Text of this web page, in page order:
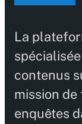
La
contenus
mission
enquêtes